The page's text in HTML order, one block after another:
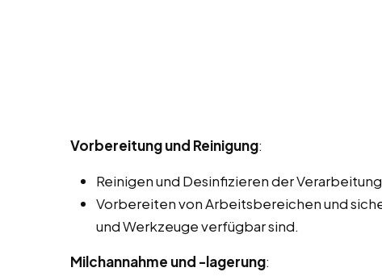
Vorbereitung und Reinigung:
Reinigen und Desinfizieren der
Vorbereiten von Arbeitsbereichen und
und Werkzeuge verfügbar sind.
Milchannahme und -lagerung: